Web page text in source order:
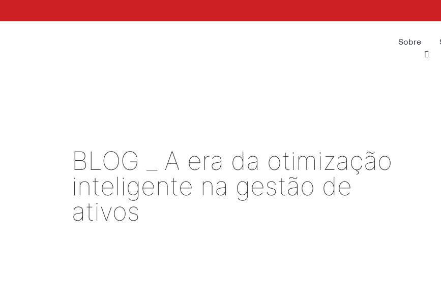
ALTER TABLE `wp_blc_links` ADD UNIQUE KEY `url_hash` (`url_hash`)
Sobre
BLOG _ A era da otimização
inteligente na gestão de
ativos